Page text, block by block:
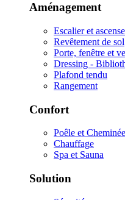
Aménagement
Escalier et
Revêtement de sol
Porte, fenêtre et
Dressing -
Plafond tendu
Rangement
Confort
Poêle et Cheminée
Chauffage
Spa et Sauna
Solution